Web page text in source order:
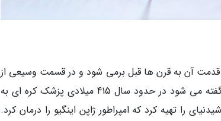
قدمت آن به قرن ها قبل برمی شود و در قسمت وسیعی از
آسیای شرقی به خصوص در پزشکی مورد استفاده قرار می گرفت. گفته می شود در حدود سال 415 میلادی پزشک کره ای به
را تهیه کرد که امپراطور ژاپن اینگیو را درمان کرد.